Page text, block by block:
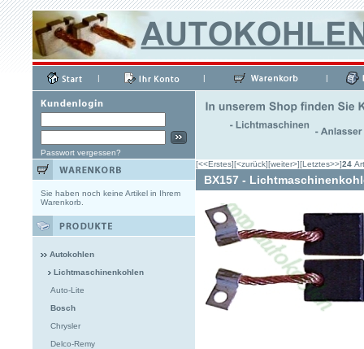
| | |
Passwort vergessen?
Sie haben noch keine Artikel in Ihrem
Warenkorb.
Autokohlen
Lichtmaschinenkohlen
Auto-Lite
Bosch
Chrysler
Delco-Remy
[<<Erstes][<zurück][weiter>][Letztes>>]24
BX157 -